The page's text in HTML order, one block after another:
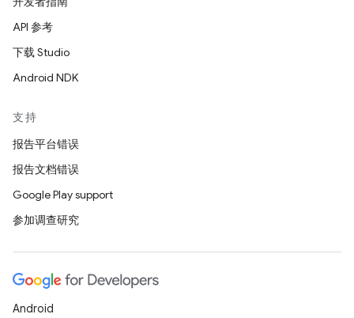
API 参考
下载 Studio
Android NDK
支持
报告平台错误
报告文档错误
Google Play support
参加调查研究
Android